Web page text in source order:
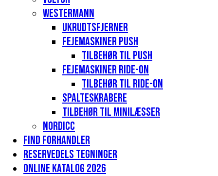
Westermann
Ukrudtsfjerner
Fejemaskiner Push
Tilbehør til push
Fejemaskiner Ride-on
Tilbehør til Ride-on
Spalteskrabere
Tilbehør til minilæsser
Nordicc
Find forhandler
Reservedels tegninger
Online katalog 2026